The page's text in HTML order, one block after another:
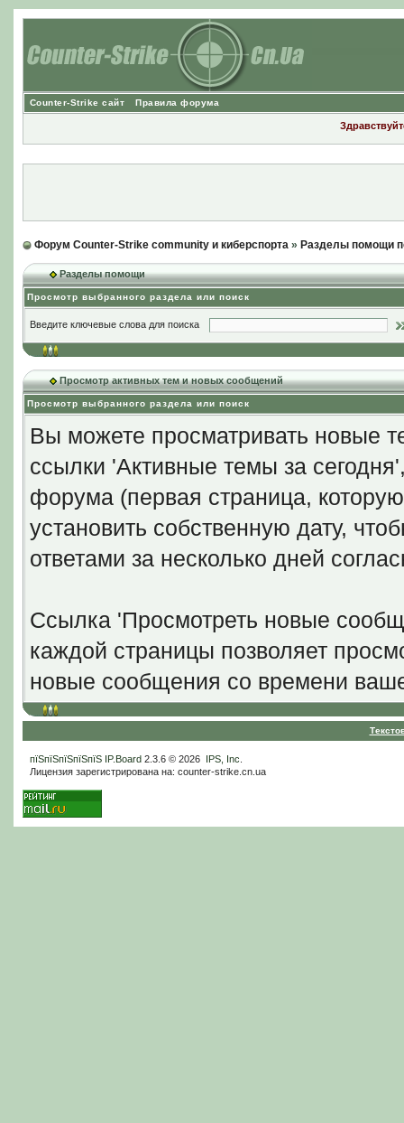
Counter-Strike сайт Правила форума
Форум Counter-Strike community и киберспорта» Разделы помощи
Разделы помощи
Просмотр выбранного раздела или поиск
Введите ключевые слова для поиска
Просмотр активных тем и новых сообщений
Просмотр выбранного раздела или поиск
Вы можете просматривать новые
ссылки 'Активные темы за
форума (первая страница,
установить собственную дату,
ответами за несколько дней
Ссылка 'Просмотреть новые
каждой страницы позволяет
новые сообщения со времени
пїЅпїЅпїЅпїЅпїЅ IP.Board2.3.6 © 2026 IPS, Inc
Лицензия зарегистрирована на: counter-strike.cn.ua